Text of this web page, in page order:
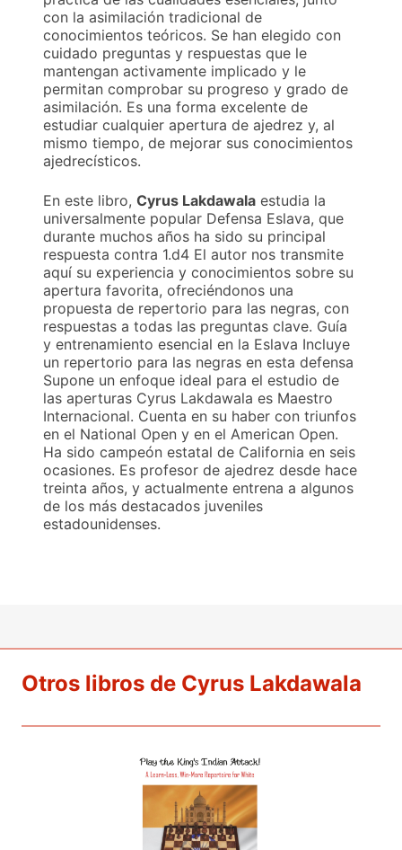
con la asimilación tradicional de
conocimientos teóricos. Se han elegido con
cuidado preguntas y respuestas que le
mantengan activamente implicado y le
permitan comprobar su progreso y grado de
asimilación. Es una forma excelente de
estudiar cualquier apertura de ajedrez y, al
mismo tiempo, de mejorar sus conocimientos
ajedrecísticos.
En este libro, Cyrus Lakdawala estudia la
universalmente popular Defensa Eslava, que
durante muchos años ha sido su principal
respuesta contra 1.d4 El autor nos transmite
aquí su experiencia y conocimientos sobre su
apertura favorita, ofreciéndonos una
propuesta de repertorio para las negras, con
respuestas a todas las preguntas clave. Guía
y entrenamiento esencial en la Eslava Incluye
un repertorio para las negras en esta defensa
Supone un enfoque ideal para el estudio de
las aperturas Cyrus Lakdawala es Maestro
Internacional. Cuenta en su haber con triunfos
en el National Open y en el American Open.
Ha sido campeón estatal de California en seis
ocasiones. Es profesor de ajedrez desde hace
treinta años, y actualmente entrena a algunos
de los más destacados juveniles
estadounidenses.
Otros libros de Cyrus Lakdawala